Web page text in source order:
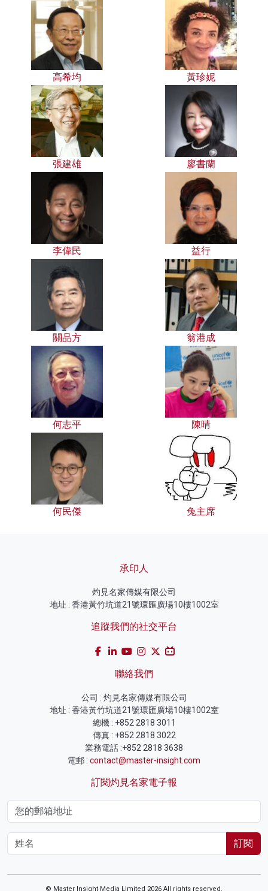
高希均 黃珍妮
張建雄 廖書蘭
李偉民 益行
關品方 翁港成
何志平 陳晴
何民傑 兔主席
承印人
灼見名家傳媒有限公司
地址 : 香港黃竹坑道21號環匯廣場10樓1002室
追蹤我們的社交平台
聯絡我們
公司 : 灼見名家傳媒有限公司
地址 : 香港黃竹坑道21號環匯廣場10樓1002室
總機 : +852 2818 3011
傳真 : +852 2818 3022
業務電話 :+852 2818 3638
電郵 : contact@master-insight.com
訂閱灼見名家電子報
訂閱
© Master Insight Media Limited 2026 All rights reserved.